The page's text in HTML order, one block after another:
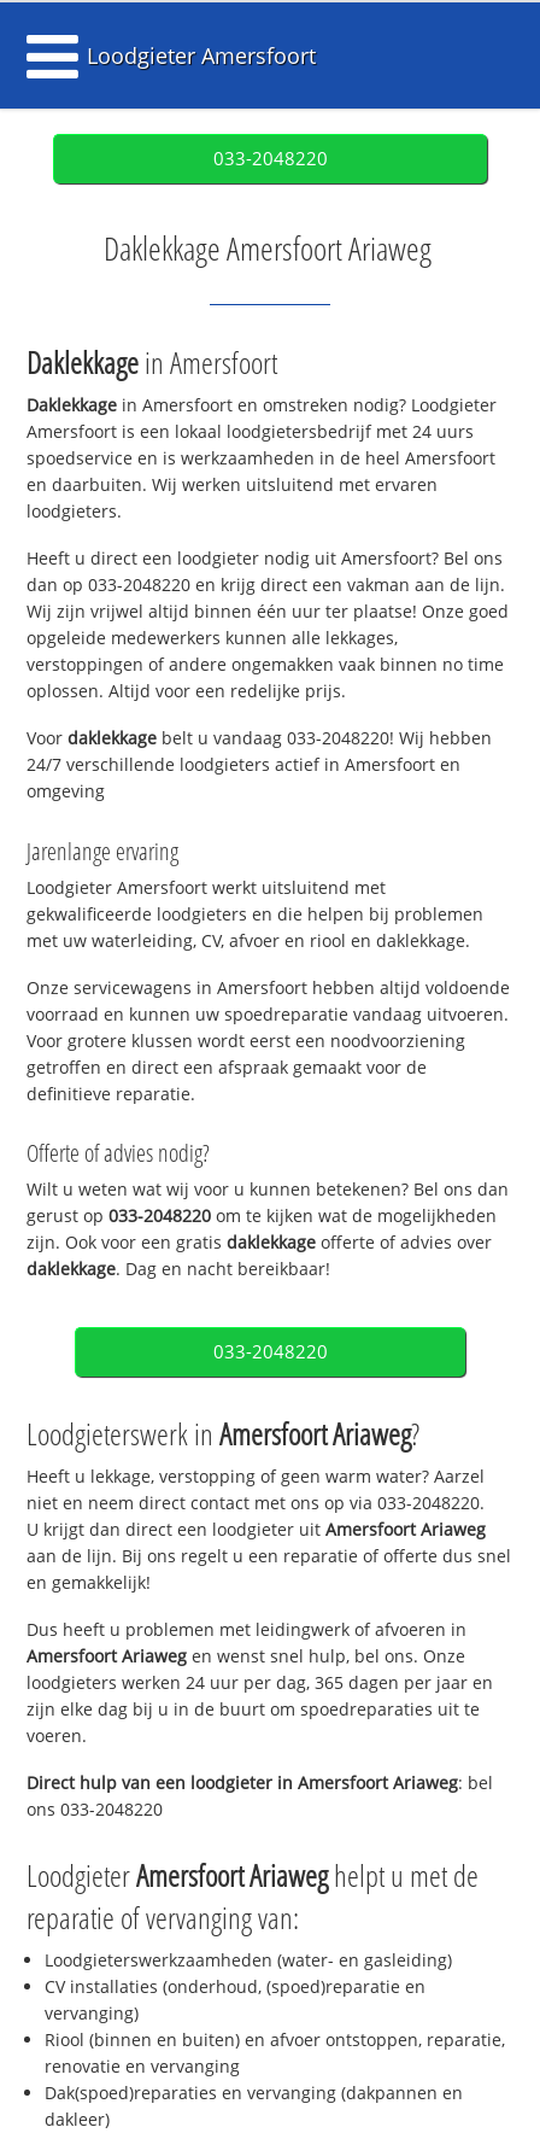
Loodgieter Amersfoort
033-2048220
Daklekkage Amersfoort Ariaweg
Daklekkagein Amersfoort
Daklekkage in Amersfoort en omstreken nodig? Loodgieter
Amersfoort is een lokaal loodgietersbedrijf met 24 uurs
spoedservice en is werkzaamheden in de heel Amersfoort
en daarbuiten. Wij werken uitsluitend met ervaren
loodgieters.
Heeft u direct een loodgieter nodig uit Amersfoort? Bel ons
dan op 033-2048220 en krijg direct een vakman aan de lijn.
Wij zijn vrijwel altijd binnen één uur ter plaatse! Onze goed
opgeleide medewerkers kunnen alle lekkages,
verstoppingen of andere ongemakken vaak binnen no time
oplossen. Altijd voor een redelijke prijs.
Voordaklekkage belt u vandaag 033-2048220! Wij hebben
24/7 verschillende loodgieters actief in Amersfoort en
omgeving
Jarenlange ervaring
Loodgieter Amersfoort werkt uitsluitend met
gekwalificeerde loodgieters en die helpen bij problemen
met uw waterleiding, CV, afvoer en riool en daklekkage.
Onze servicewagens in Amersfoort hebben altijd voldoende
voorraad en kunnen uw spoedreparatie vandaag uitvoeren.
Voor grotere klussen wordt eerst een noodvoorziening
getroffen en direct een afspraak gemaakt voor de
definitieve reparatie.
Offerte of advies nodig?
Wilt u weten wat wij voor u kunnen betekenen? Bel ons dan
gerust op033-2048220 om te kijken wat de mogelijkheden
zijn. Ook voor een gratisdaklekkage offerte of advies over
daklekkage. Dag en nacht bereikbaar!
033-2048220
Loodgieterswerk inAmersfoort Ariaweg?
Heeft u lekkage, verstopping of geen warm water? Aarzel
niet en neem direct contact met ons op via 033-2048220.
U krijgt dan direct een loodgieter uitAmersfoort Ariaweg
aan de lijn. Bij ons regelt u een reparatie of offerte dus snel
en gemakkelijk!
Dus heeft u problemen met leidingwerk of afvoeren in
Amersfoort Ariaweg en wenst snel hulp, bel ons. Onze
loodgieters werken 24 uur per dag, 365 dagen per jaar en
zijn elke dag bij u in de buurt om spoedreparaties uit te
voeren.
Direct hulp van een loodgieter inAmersfoort Ariaweg: bel
ons 033-2048220
LoodgieterAmersfoort Ariaweghelpt u met de
reparatie of vervanging van:
Loodgieterswerkzaamheden (water- en gasleiding)
CV installaties (onderhoud, (spoed)reparatie en
vervanging)
Riool (binnen en buiten) en afvoer ontstoppen, reparatie,
renovatie en vervanging
Dak(spoed)reparaties en vervanging (dakpannen en
dakleer)